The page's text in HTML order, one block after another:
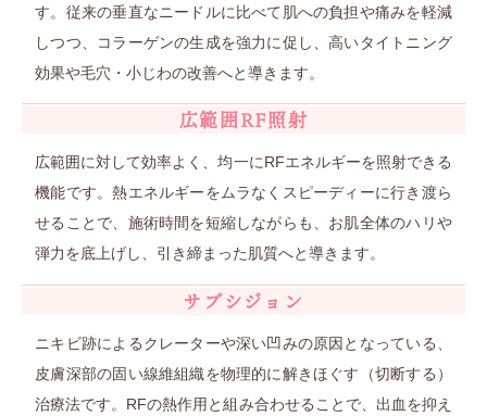
す。従来の垂直なニードルに比べて肌への負担や痛みを軽減
しつつ、コラーゲンの生成を強力に促し、高いタイトニング
効果や毛穴・小じわの改善へと導きます。
広範囲RF照射
広範囲に対して効率よく、均一にRFエネルギーを照射できる
機能です。熱エネルギーをムラなくスピーディーに行き渡ら
せることで、施術時間を短縮しながらも、お肌全体のハリや
弾力を底上げし、引き締まった肌質へと導きます。
サブシジョン
ニキビ跡によるクレーターや深い凹みの原因となっている、
皮膚深部の固い線維組織を物理的に解きほぐす（切断する）
治療法です。RFの熱作用と組み合わせることで、出血を抑え